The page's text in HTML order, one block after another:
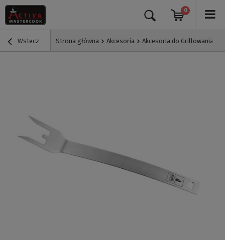
0
Wstecz Strona główna Akcesoria Akcesoria do Grillowania